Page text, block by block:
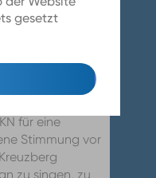
gesetzt
für eine
Stimmung vor
zu singen, zu